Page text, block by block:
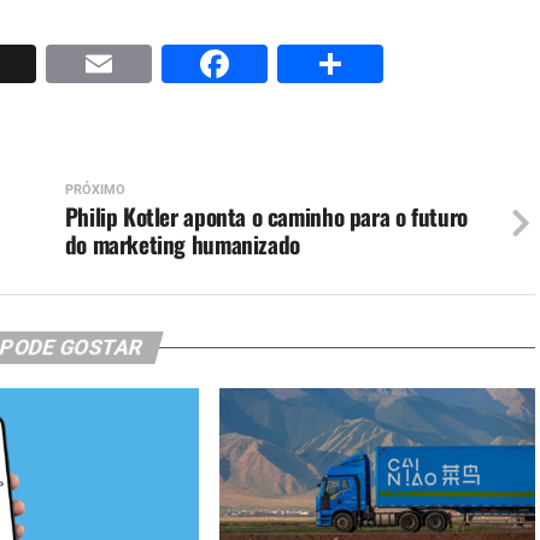
X Email Facebook
PRÓXIMO
Philip Kotler aponta o caminho para o futuro
do marketing humanizado
GOSTAR